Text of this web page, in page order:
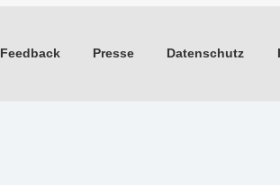
Feedback Presse Datenschutz